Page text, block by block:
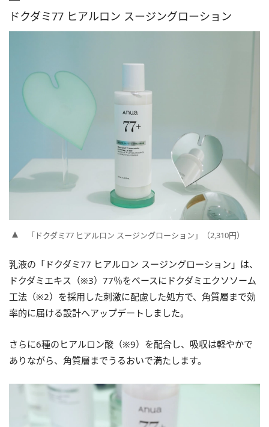
ドクダミ77 ヒアルロン スージングローション
「ドクダミ77 ヒアルロン スージングローション」（2,310円）
乳液の「ドクダミ77 ヒアルロン スージングローション」は、
ドクダミエキス（※3）77％をベースにドクダミエクソソーム
工法（※2）を採用した刺激に配慮した処方で、角質層まで効
率的に届ける設計へアップデートしました。
さらに6種のヒアルロン酸（※9）を配合し、吸収は軽やかで
ありながら、角質層までうるおいで満たします。